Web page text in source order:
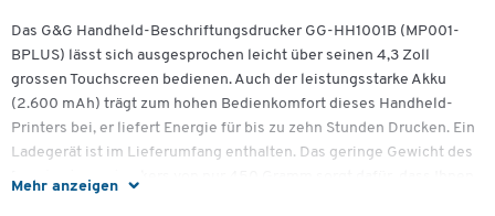
Mehr anzeigen
Das G&G Handheld-Beschriftungsdrucker GG-HH1001B (MP001-
BPLUS) lässt sich ausgesprochen leicht über seinen 4,3 Zoll
grossen Touchscreen bedienen. Auch der leistungsstarke Akku
(2.600 mAh) trägt zum hohen Bedienkomfort dieses Handheld-
Printers bei, er liefert Energie für bis zu zehn Stunden Drucken. Ein
Ladegerät ist im Lieferumfang enthalten. Das geringe Gewicht des
Beschriftungsdruckers von nur 450 Gramm sorgt dafür, dass Ihnen